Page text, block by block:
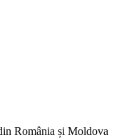
România și Moldova